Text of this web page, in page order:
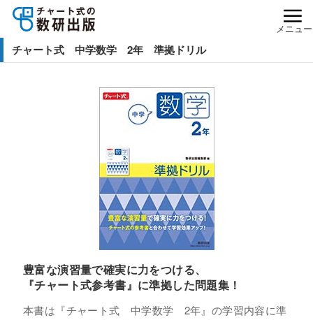
メニュー
チャート式 中学数学 2年 準拠ドリル
豊富な演習量で確実に力をつける、
『チャート式参考書』に準拠した問題集！
本書は『チャート式 中学数学 2年』の学習内容に準